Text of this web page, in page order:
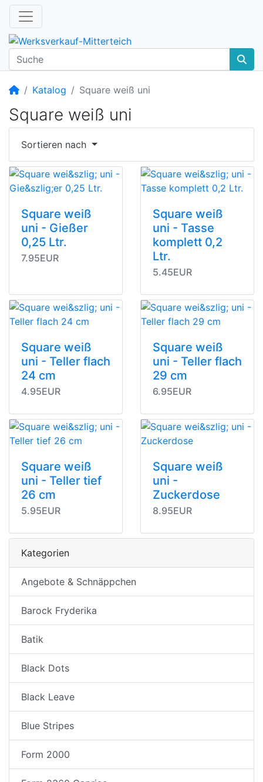
Startseite
Katalog Square weiß uni
Square weiß uni
Sortieren nach
Square weiß
uni - Gießer
0,25 Ltr.
7.95EUR
Square weiß
uni - Tasse
komplett 0,2
Ltr.
5.45EUR
Square weiß
uni - Teller flach
24 cm
4.95EUR
Square weiß
uni - Teller flach
29 cm
6.95EUR
Square weiß
uni - Teller tief
26 cm
5.95EUR
Square weiß
uni -
Zuckerdose
8.95EUR
Kategorien
Angebote & Schnäppchen
Barock Fryderika
Batik
Black Dots
Black Leave
Blue Stripes
Form 2000